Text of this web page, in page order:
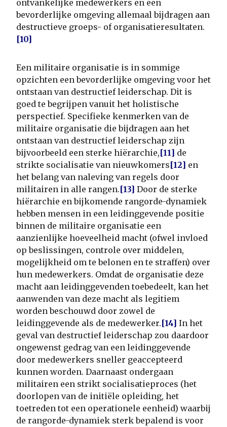
ontvankelijke medewerkers en een
bevorderlijke omgeving allemaal bijdragen aan
destructieve groeps- of organisatieresultaten.
[10]
Een militaire organisatie is in sommige
opzichten een bevorderlijke omgeving voor het
ontstaan van destructief leiderschap. Dit is
goed te begrijpen vanuit het holistische
perspectief. Specifieke kenmerken van de
militaire organisatie die bijdragen aan het
ontstaan van destructief leiderschap zijn
bijvoorbeeld een sterke hiërarchie,[11] de
strikte socialisatie van nieuwkomers[12] en
het belang van naleving van regels door
militairen in alle rangen.[13] Door de sterke
hiërarchie en bijkomende rangorde-dynamiek
hebben mensen in een leidinggevende positie
binnen de militaire organisatie een
aanzienlijke hoeveelheid macht (ofwel invloed
op beslissingen, controle over middelen,
mogelijkheid om te belonen en te straffen) over
hun medewerkers. Omdat de organisatie deze
macht aan leidinggevenden toebedeelt, kan het
aanwenden van deze macht als legitiem
worden beschouwd door zowel de
leidinggevende als de medewerker.[14] In het
geval van destructief leiderschap zou daardoor
ongewenst gedrag van een leidinggevende
door medewerkers sneller geaccepteerd
kunnen worden. Daarnaast ondergaan
militairen een strikt socialisatieproces (het
doorlopen van de initiële opleiding, het
toetreden tot een operationele eenheid) waarbij
de rangorde-dynamiek sterk bepalend is voor